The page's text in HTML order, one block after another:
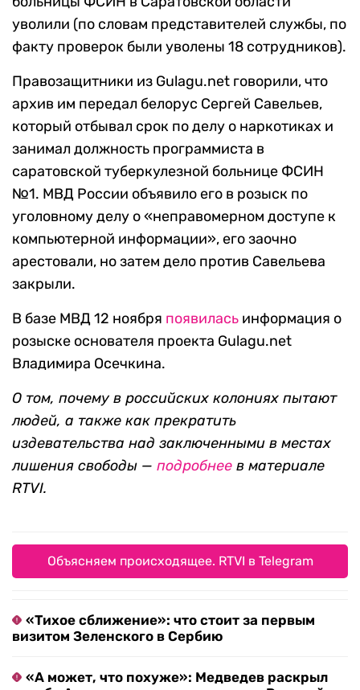
уволили (по словам представителей службы, по
факту проверок были уволены 18 сотрудников).
Правозащитники из Gulagu.net говорили, что
архив им передал белорус Сергей Савельев,
который отбывал срок по делу о наркотиках и
занимал должность программиста в
саратовской туберкулезной больнице ФСИН
№1. МВД России объявило его в розыск по
уголовному делу о «неправомерном доступе к
компьютерной информации», его заочно
арестовали, но затем дело против Савельева
закрыли.
В базе МВД 12 ноября появилась информация о
розыске основателя проекта Gulagu.net
Владимира Осечкина.
О том, почему в российских колониях пытают
людей, а также как прекратить
издевательства над заключенными в местах
лишения свободы — подробнее в материале
RTVI.
Объясняем происходящее. RTVI в Telegram
«Тихое сближение»: что стоит за первым
визитом Зеленского в Сербию
«А может, что похуже»: Медведев раскрыл